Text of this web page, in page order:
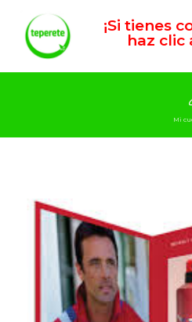
¡Si tienes
haz clic
Mi